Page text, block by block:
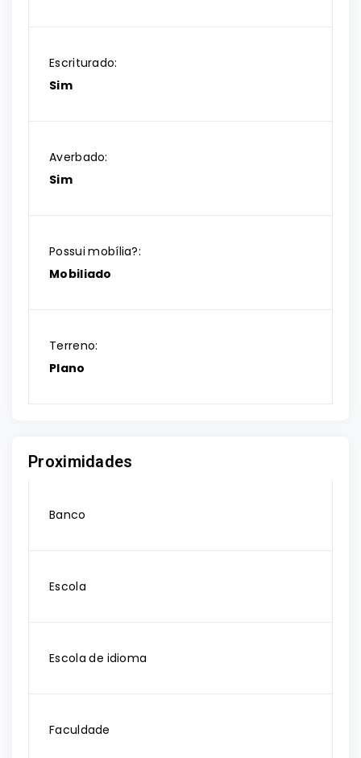
Escriturado:
Sim
Averbado:
Sim
Possui mobília?:
Mobiliado
Terreno:
Plano
Proximidades
Banco
Escola
Escola de idioma
Faculdade